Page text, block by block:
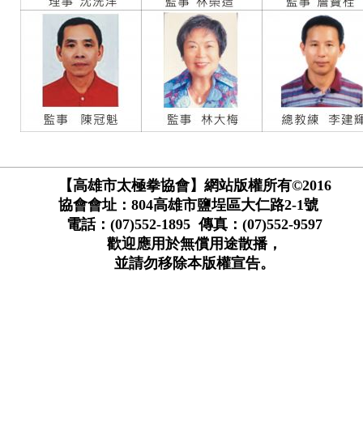
【高雄市太極拳協會】網站版權所有©2016
協會會址：804高雄市鹽埕區大仁路2-1號
電話：(07)552-1895 傳真：(07)552-9597
歡迎應用於無償用途散播，
並請勿移除本版權宣告。